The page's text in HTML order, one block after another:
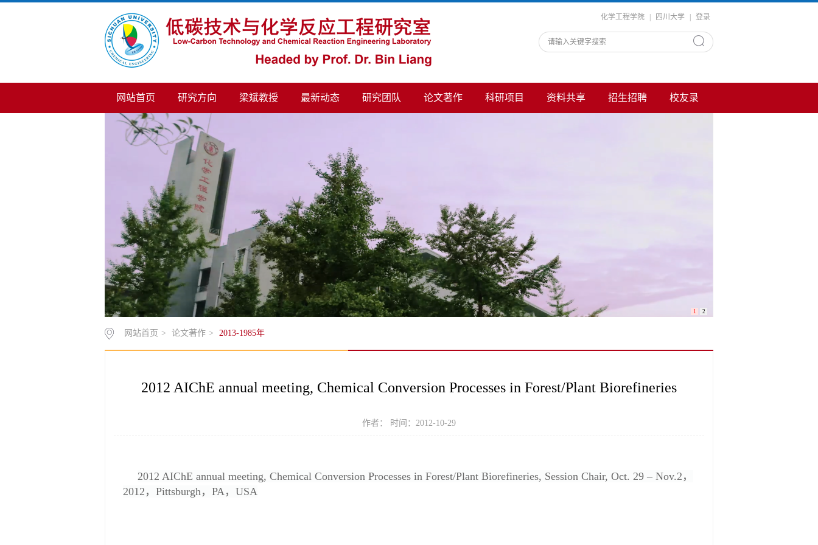
化学工程学院 四川大学 登录
网站首页 研究方向 梁斌教授 最新动态 研究团队 论文著作 科研项目 资料共享 招生招聘 校友录
1 2
网站首页 > 论文著作 > 2013-1985年
2012 AIChE annual meeting, Chemical Conversion Processes in Forest/Plant Biorefineries
作者： 时间：2012-10-29
2012 AIChE annual meeting, Chemical Conversion Processes in Forest/Plant Biorefineries, Session Chair, Oct. 29 – Nov.2，
2012，Pittsburgh，PA，USA